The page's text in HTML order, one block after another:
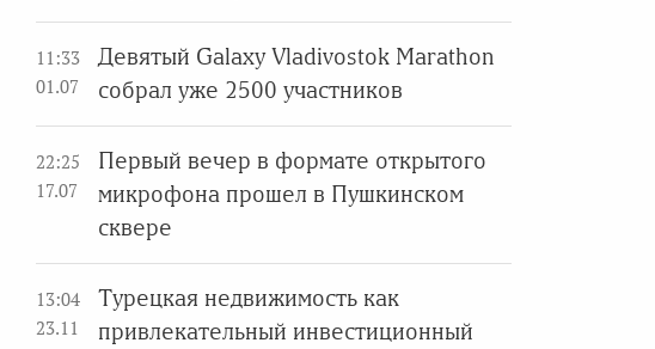
11:33
01.07
Девятый Galaxy Vladivostok Marathon
собрал уже 2500 участников
22:25
17.07
Первый вечер в формате открытого
микрофона прошел в Пушкинском
сквере
13:04
23.11
Турецкая недвижимость как
привлекательный инвестиционный